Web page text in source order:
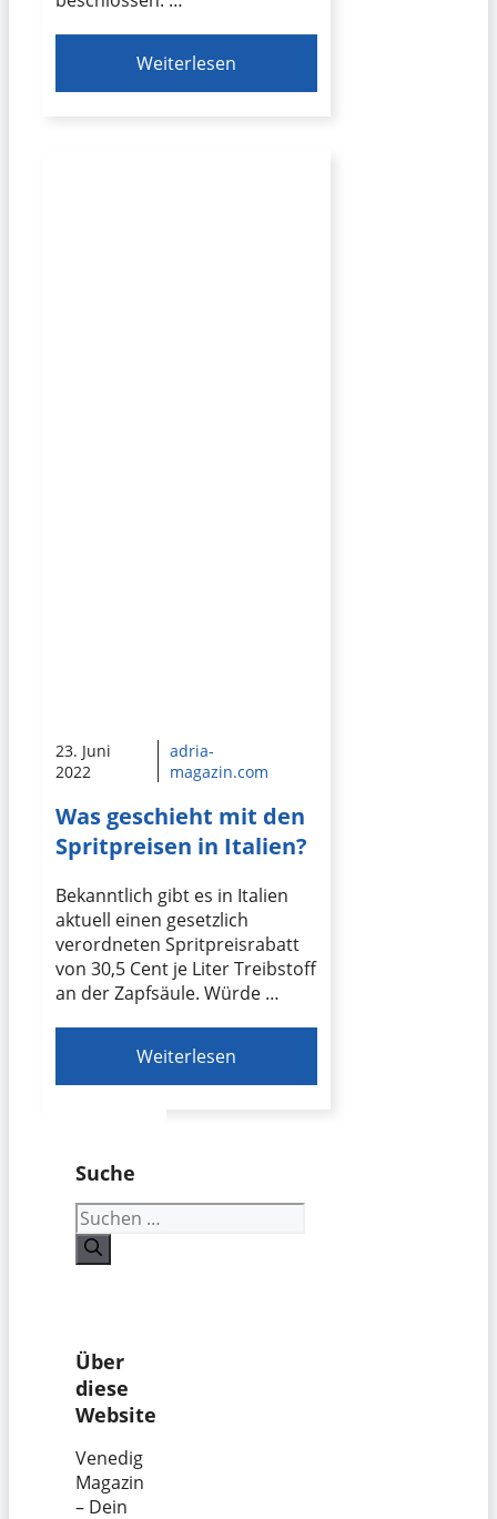
Weiterlesen
23. Juni
2022
adria-
magazin.com
Was geschieht mit den
Spritpreisen in Italien?
Bekanntlich gibt es in Italien
aktuell einen gesetzlich
verordneten Spritpreisrabatt
von 30,5 Cent je Liter Treibstoff
an der Zapfsäule. Würde …
Weiterlesen
Suche
Suchen
nach:
Über
diese
Website
Venedig
Magazin
– Dein